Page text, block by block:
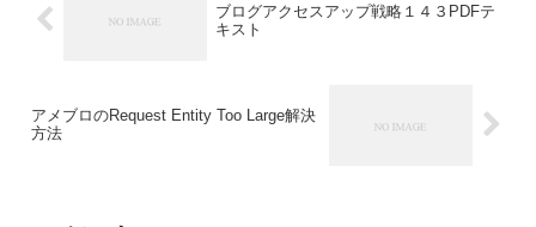
ブログアクセスアップ戦略１４３PDFテ
キスト
アメブロのRequest Entity Too Large解決
方法